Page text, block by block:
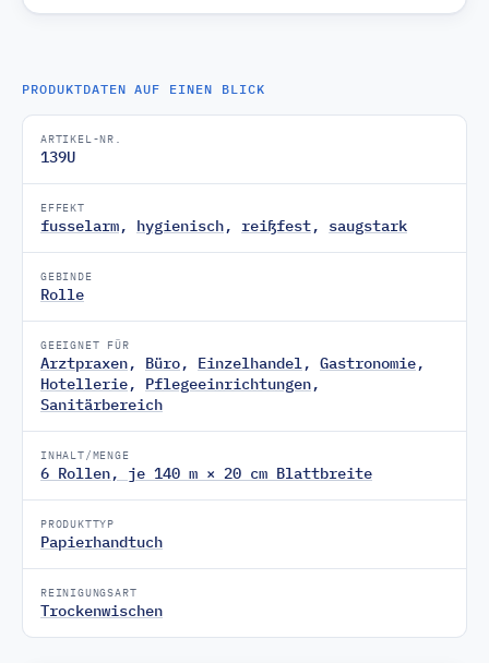
PRODUKTDATEN AUF EINEN BLICK
ARTIKEL-NR.
139U
EFFEKT
fusselarm, hygienisch, reißfest, saugstark
GEBINDE
Rolle
GEEIGNET FÜR
Arztpraxen, Büro, Einzelhandel, Gastronomie,
Hotellerie, Pflegeeinrichtungen,
Sanitärbereich
INHALT/MENGE
6 Rollen, je 140 m × 20 cm Blattbreite
PRODUKTTYP
Papierhandtuch
REINIGUNGSART
Trockenwischen